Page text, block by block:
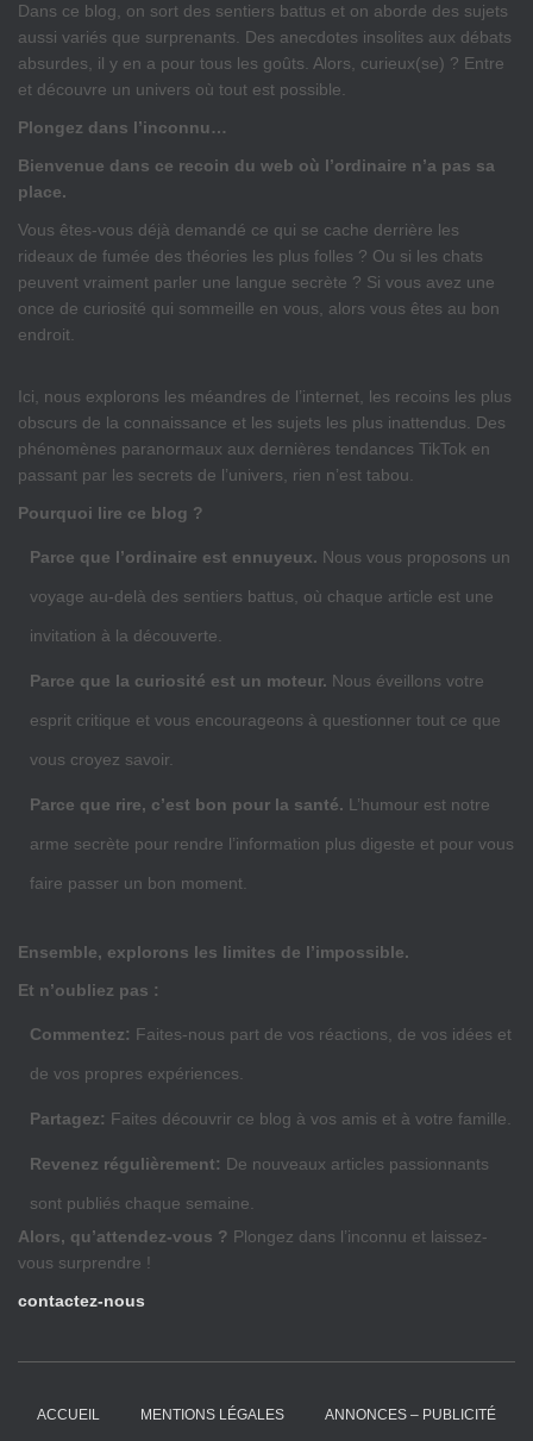
Dans ce blog, on sort des sentiers battus et on aborde des sujets
aussi variés que surprenants. Des anecdotes insolites aux débats
absurdes, il y en a pour tous les goûts. Alors, curieux(se) ? Entre
et découvre un univers où tout est possible.
Plongez dans l’inconnu…
Bienvenue dans ce recoin du web où l’ordinaire n’a pas sa
place.
Vous êtes-vous déjà demandé ce qui se cache derrière les
rideaux de fumée des théories les plus folles ? Ou si les chats
peuvent vraiment parler une langue secrète ? Si vous avez une
once de curiosité qui sommeille en vous, alors vous êtes au bon
endroit.
Ici, nous explorons les méandres de l’internet, les recoins les plus
obscurs de la connaissance et les sujets les plus inattendus. Des
phénomènes paranormaux aux dernières tendances TikTok en
passant par les secrets de l’univers, rien n’est tabou.
Pourquoi lire ce blog ?
Parce que l’ordinaire est ennuyeux. Nous vous proposons un
voyage au-delà des sentiers battus, où chaque article est une
invitation à la découverte.
Parce que la curiosité est un moteur. Nous éveillons votre
esprit critique et vous encourageons à questionner tout ce que
vous croyez savoir.
Parce que rire, c’est bon pour la santé. L’humour est notre
arme secrète pour rendre l’information plus digeste et pour vous
faire passer un bon moment.
Ensemble, explorons les limites de l’impossible.
Et n’oubliez pas :
Commentez: Faites-nous part de vos réactions, de vos idées et
de vos propres expériences.
Partagez: Faites découvrir ce blog à vos amis et à votre famille.
Revenez régulièrement: De nouveaux articles passionnants
sont publiés chaque semaine.
Alors, qu’attendez-vous ? Plongez dans l’inconnu et laissez-
vous surprendre !
contactez-nous
ACCUEIL MENTIONS LÉGALES ANNONCES – PUBLICITÉ